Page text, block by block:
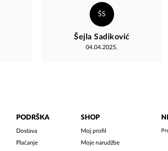
ŠS
Šejla Sadiković
04.04.2025.
PODRŠKA
Dostava
Plaćanje
SHOP
Moj profil
Moje narudžbe